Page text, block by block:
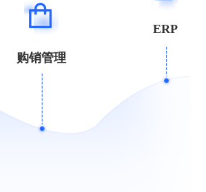
购销管理
ERP